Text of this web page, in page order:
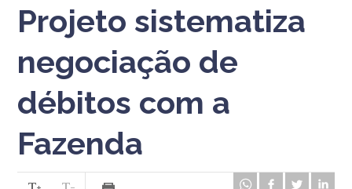
Projeto sistematiza
negociação de
débitos com a
Fazenda